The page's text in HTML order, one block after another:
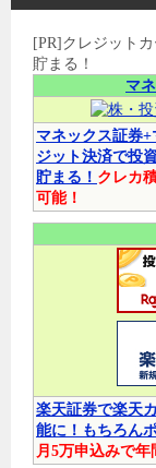
[PR]クレジット
貯まる！
マ
マネックス証券
ジット決済で投
貯まる！ クレカ
可能！
楽天証券で楽天
能に！もちろん
月5万申込みで年